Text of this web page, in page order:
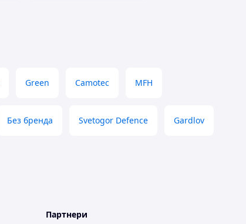
Green Camotec MFH
Без бренда Svetogor Defence Gardlov
Партнери